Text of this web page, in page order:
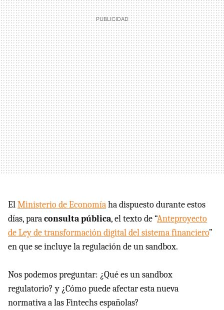
ElMinisterio de Economíaha dispuesto durante estos
días, paraconsulta pública, el texto de “Anteproyecto
de Ley de transformación digital del sistema financiero”
en que se incluye la regulación de un sandbox.
Nos podemos preguntar: ¿Qué es un sandbox
regulatorio? y ¿Cómo puede afectar esta nueva
normativa a las Fintechs españolas?